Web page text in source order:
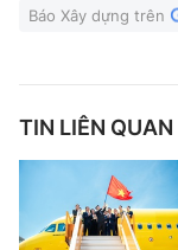
Báo Xây dựng trên
TIN LIÊN QUAN